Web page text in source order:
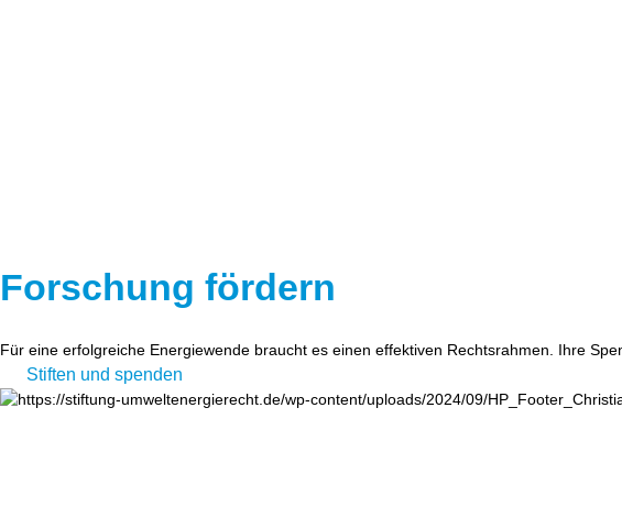
Forschung fördern
Für eine erfolgreiche Energiewende braucht es einen effektiven Rechtsrahmen. Ihre
Stiften und spenden